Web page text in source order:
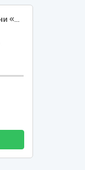
Відповідно до кошторисних норм України «Настанова з визначення вартості будівництва»: «Реконструкція (Прибудова приміщень магнітно-резонансного томографа) будівлі лікувального корпусу літ. "А", Комунального некомерційного підприємства "Хустська центральна лікарня імені Віцинського Остапа Петровича", що розташована за адресою: Закарпатська обл., м. Хуст, вулиця Франка І., будинок 113» (ДК 021:2015 - 45450000-6 – Інші завершальні роботи)